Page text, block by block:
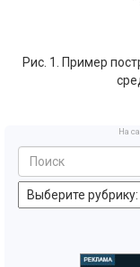
Рис. 1. Пример
На